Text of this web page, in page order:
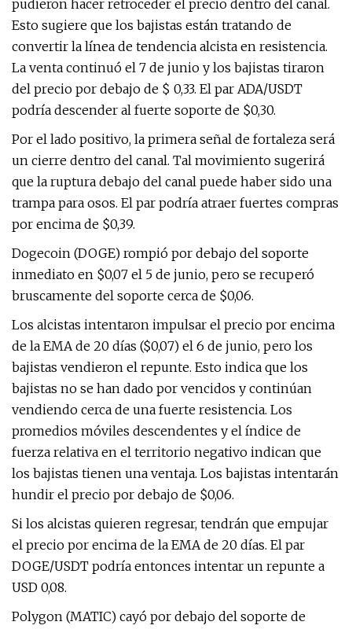
pudieron hacer retroceder el precio dentro del canal.
Esto sugiere que los bajistas están tratando de
convertir la línea de tendencia alcista en resistencia.
La venta continuó el 7 de junio y los bajistas tiraron
del precio por debajo de $ 0,33. El par ADA/USDT
podría descender al fuerte soporte de $0,30.
Por el lado positivo, la primera señal de fortaleza será
un cierre dentro del canal. Tal movimiento sugerirá
que la ruptura debajo del canal puede haber sido una
trampa para osos. El par podría atraer fuertes compras
por encima de $0,39.
Dogecoin (DOGE) rompió por debajo del soporte
inmediato en $0,07 el 5 de junio, pero se recuperó
bruscamente del soporte cerca de $0,06.
Los alcistas intentaron impulsar el precio por encima
de la EMA de 20 días ($0,07) el 6 de junio, pero los
bajistas vendieron el repunte. Esto indica que los
bajistas no se han dado por vencidos y continúan
vendiendo cerca de una fuerte resistencia. Los
promedios móviles descendentes y el índice de
fuerza relativa en el territorio negativo indican que
los bajistas tienen una ventaja. Los bajistas intentarán
hundir el precio por debajo de $0,06.
Si los alcistas quieren regresar, tendrán que empujar
el precio por encima de la EMA de 20 días. El par
DOGE/USDT podría entonces intentar un repunte a
USD 0,08.
Polygon (MATIC) cayó por debajo del soporte de